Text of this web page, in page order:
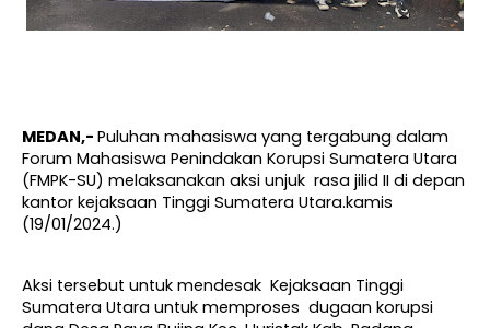
MEDAN,- Puluhan mahasiswa yang tergabung dalam
Forum Mahasiswa Penindakan Korupsi Sumatera Utara
(FMPK-SU) melaksanakan aksi unjuk rasa jilid II di depan
kantor kejaksaan Tinggi Sumatera Utara.kamis
(19/01/2024.)
Aksi tersebut untuk mendesak Kejaksaan Tinggi
Sumatera Utara untuk memproses dugaan korupsi